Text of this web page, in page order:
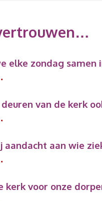
elke zondag samen
van de kerk
aan wie
voor onze